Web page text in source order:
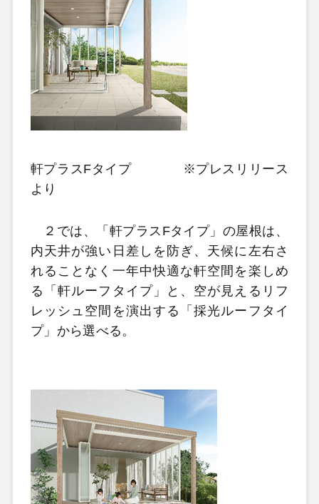
軒プラスFタイプ ※プレスリリース
より
２では、「軒プラスFタイプ」の屋根は、
内天井が強い日差しを防ぎ、天候に左右さ
れることなく一年中快適な軒空間を楽しめ
る「軒ルーフタイプ」と、空が見えるリフ
レッシュ空間を演出する「採光ルーフタイ
プ」から選べる。